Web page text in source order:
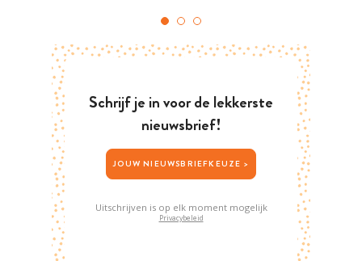
Schrijf je in voor de lekkerste
nieuwsbrief!
JOUW NIEUWSBRIEFKEUZE >
Uitschrijven is op elk moment mogelijk
Privacybeleid